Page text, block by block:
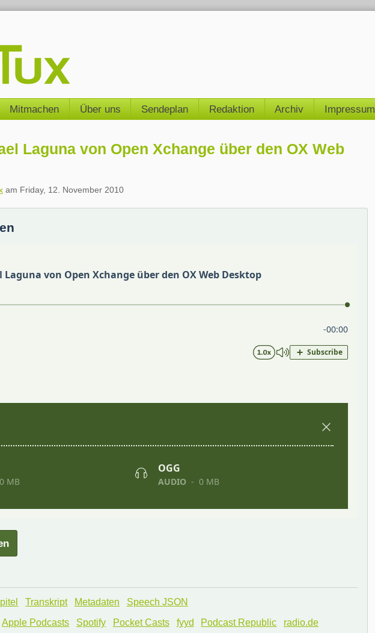
Mitmachen Über uns Sendeplan Redaktion Archiv Impressum
Laguna von Open Xchange über den OX Web
am Friday, 12. November 2010
Transkript Metadaten
Speech JSON
Apple Podcasts Spotify Pocket Casts fyyd Podcast Republic
radio.de